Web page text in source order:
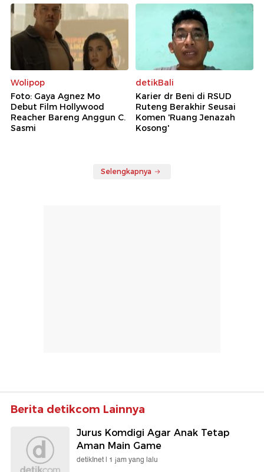
Wolipop
Foto: Gaya Agnez Mo
Debut Film Hollywood
Reacher Bareng Anggun C.
Sasmi
detikBali
Karier dr Beni di RSUD
Ruteng Berakhir Seusai
Komen 'Ruang Jenazah
Kosong'
Selengkapnya
Berita detikcom Lainnya
Jurus Komdigi Agar Anak Tetap
Aman Main Game
detikInet | 1 jam yang lalu